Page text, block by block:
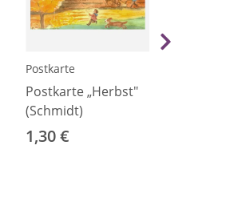
Postkarte
Postkarte „Herbst"
(Schmidt)
1,30 €